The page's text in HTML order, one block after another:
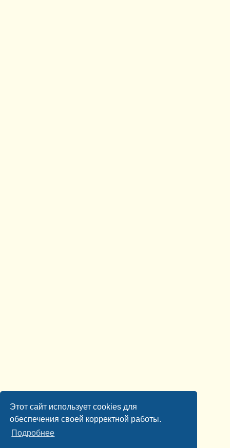
Этот сайт использует cookies для
обеспечения своей корректной работы.
Подробнее